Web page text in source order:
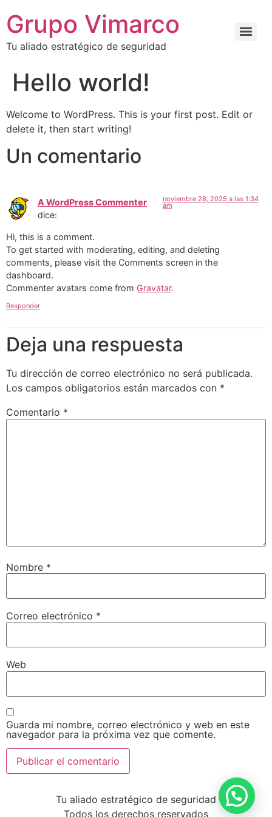
Grupo Vimarco
Tu aliado estratégico de seguridad
Hello world!
Welcome to WordPress. This is your first post. Edit or
delete it, then start writing!
Un comentario
A WordPress Commenter
dice:
noviembre 28, 2025 a las 1:34
am
Hi, this is a comment.
To get started with moderating, editing, and deleting
comments, please visit the Comments screen in the
dashboard.
Commenter avatars come from Gravatar.
Responder
Deja una respuesta
Tu dirección de correo electrónico no será publicada.
Los campos obligatorios están marcados con *
Comentario *
Nombre *
Correo electrónico *
Web
Guarda mi nombre, correo electrónico y web en este
navegador para la próxima vez que comente.
Tu aliado estratégico de seguridad
Todos los derechos reservados